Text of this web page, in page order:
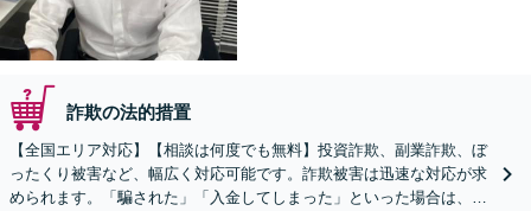
詐欺の法的措置
【全国エリア対応】【相談は何度でも無料】投資詐欺、副業詐欺、ぼ
ったくり被害など、幅広く対応可能です。詐欺被害は迅速な対応が求
められます。「騙された」「入金してしまった」といった場合は、お